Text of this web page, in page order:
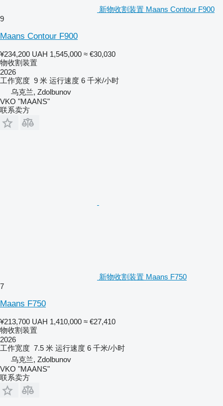
新物收割装置 Maans Contour F900
9
Maans Contour F900
¥234,200 UAH 1,545,000 ≈ €30,030
物收割装置
2026
工作宽度 9 米 运行速度 6 千米/小时
乌克兰, Zdolbunov
VKO "MAANS"
联系卖方
新物收割装置 Maans F750
7
Maans F750
¥213,700 UAH 1,410,000 ≈ €27,410
物收割装置
2026
工作宽度 7.5 米 运行速度 6 千米/小时
乌克兰, Zdolbunov
VKO "MAANS"
联系卖方